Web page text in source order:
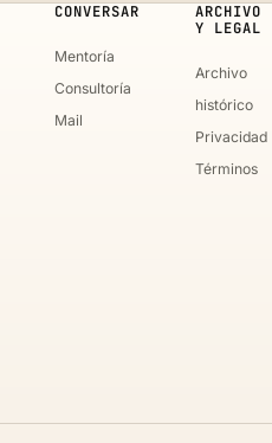
CONVERSAR
Mentoría
Consultoría
Mail
ARCHIVO
Y LEGAL
Archivo
histórico
Privacidad
Términos